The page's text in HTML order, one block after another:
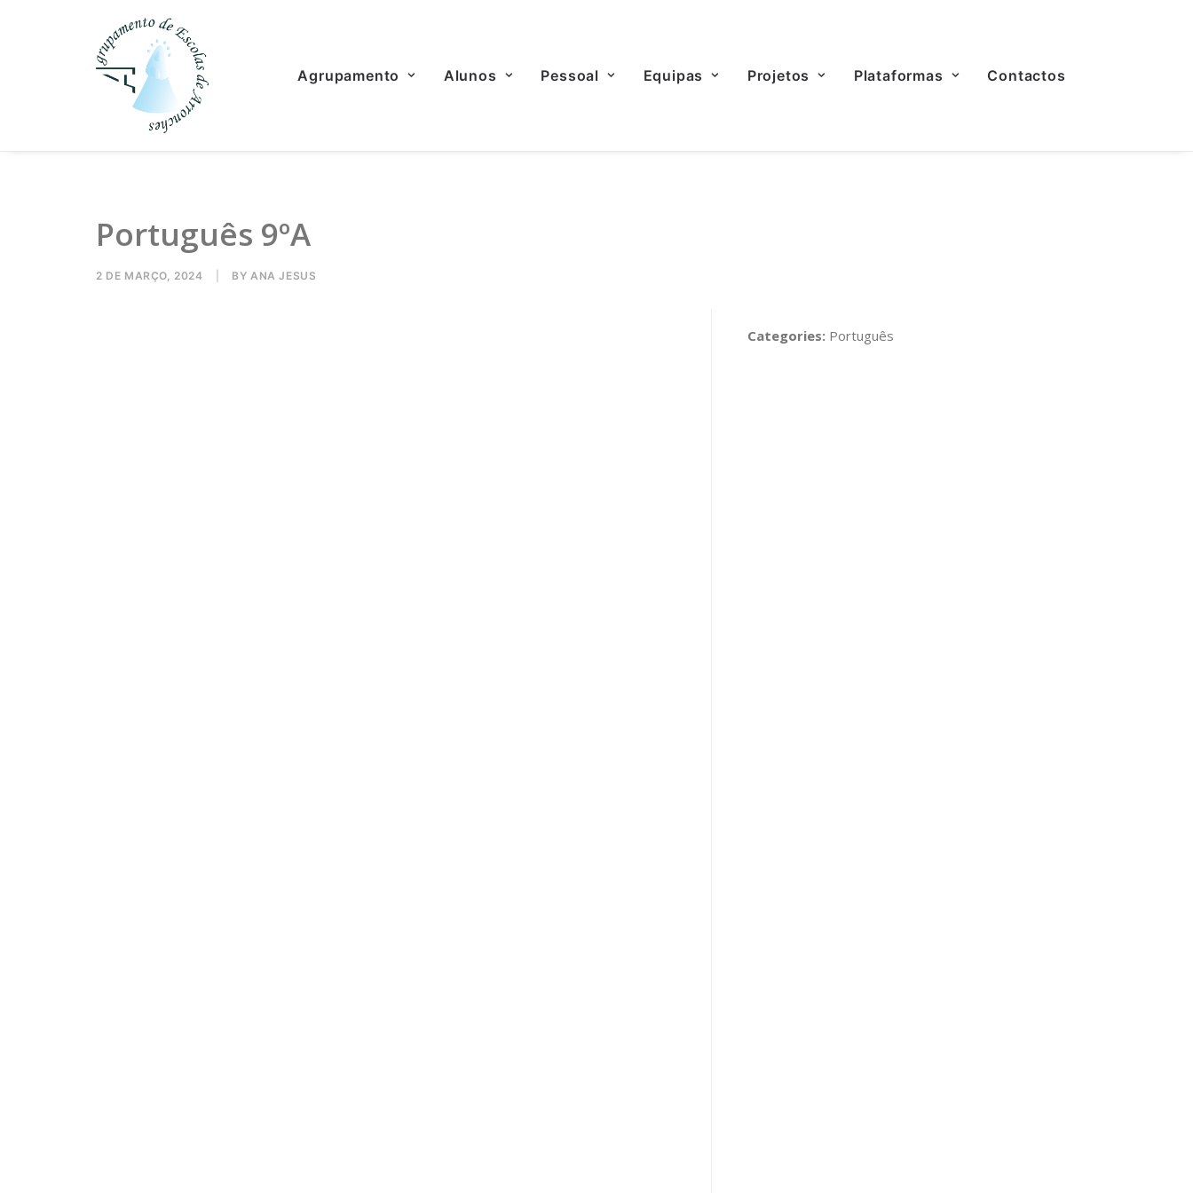
Agrupamento Alunos Pessoal Equipas Projetos Plataformas Contactos
Português 9ºA
2 DE MARÇO, 2024 BYANA JESUS
Categories: Português